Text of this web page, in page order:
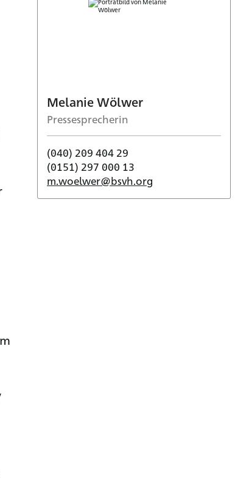
Melanie Wölwer
Pressesprecherin
(040) 209 404 29
(0151) 297 000 13
m.woelwer@bsvh.org